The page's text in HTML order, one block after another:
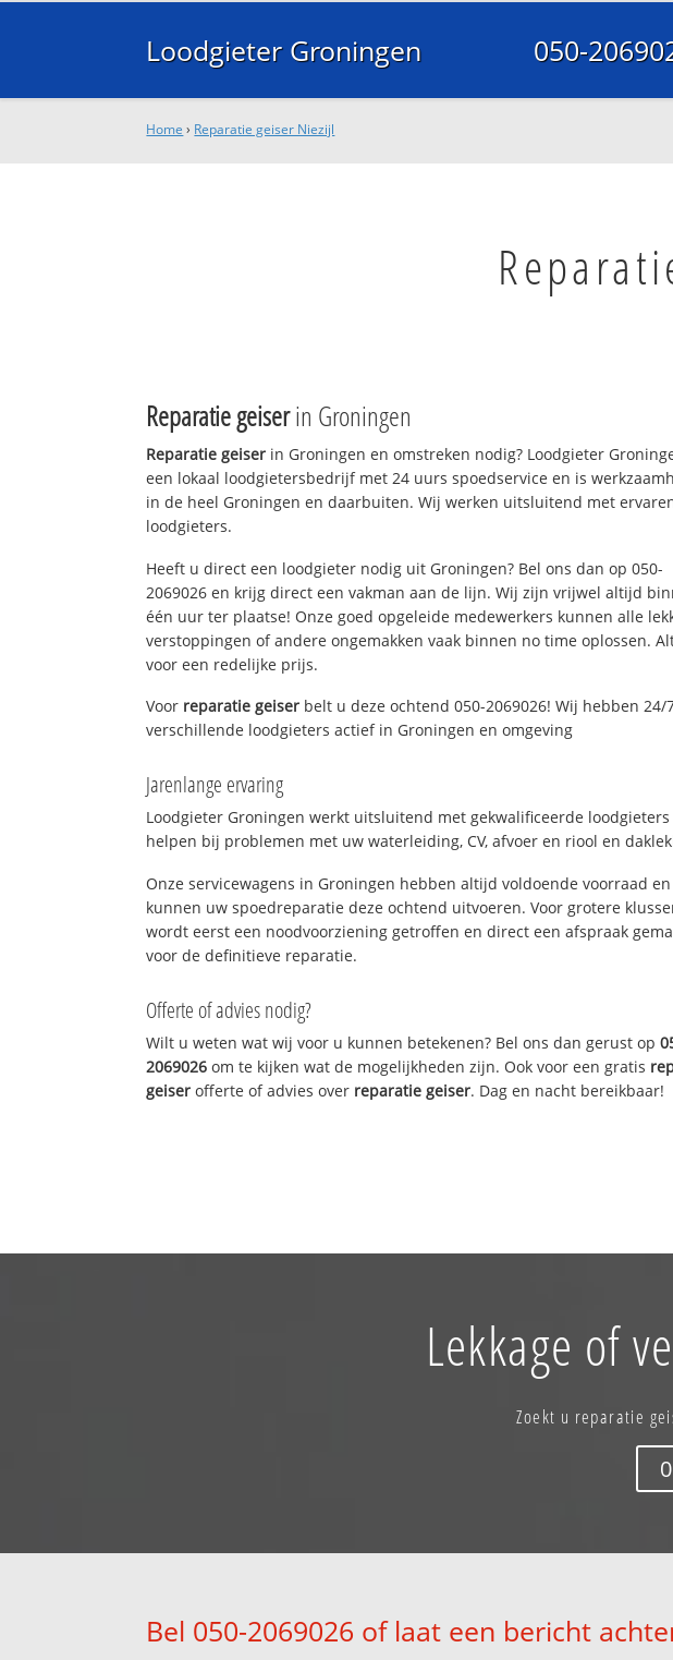
Loodgieter Groningen 050-
Home › Reparatie geiser Niezijl
Reparatie geiserin Groningen
Reparatie geiser in Groningen en omstreken nodig? Loodgieter
een lokaal loodgietersbedrijf met 24 uurs spoedservice en is
in de heel Groningen en daarbuiten. Wij werken uitsluitend met
loodgieters.
Heeft u direct een loodgieter nodig uit Groningen? Bel ons dan op 050-
2069026 en krijg direct een vakman aan de lijn. Wij zijn vrijwel altijd
één uur ter plaatse! Onze goed opgeleide medewerkers kunnen alle
verstoppingen of andere ongemakken vaak binnen no time oplossen.
voor een redelijke prijs.
Voor reparatie geiser belt u deze ochtend 050-2069026! Wij hebben 24/
verschillende loodgieters actief in Groningen en omgeving
Jarenlange ervaring
Loodgieter Groningen werkt uitsluitend met gekwalificeerde
helpen bij problemen met uw waterleiding, CV, afvoer en riool en
Onze servicewagens in Groningen hebben altijd voldoende voorraad en
kunnen uw spoedreparatie deze ochtend uitvoeren. Voor grotere
wordt eerst een noodvoorziening getroffen en direct een afspraak
voor de definitieve reparatie.
Offerte of advies nodig?
Wilt u weten wat wij voor u kunnen betekenen? Bel ons dan gerust op
2069026 om te kijken wat de mogelijkheden zijn. Ook voor een gratis
geiser offerte of advies over reparatie geiser. Dag en nacht bereikbaar!
Lekkage of
Zoekt u reparatie
Bel 050-2069026 of laat een bericht